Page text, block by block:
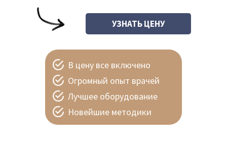
В цену все включено
Огромный опыт врачей
Лучшее оборудование
Новейшие методики